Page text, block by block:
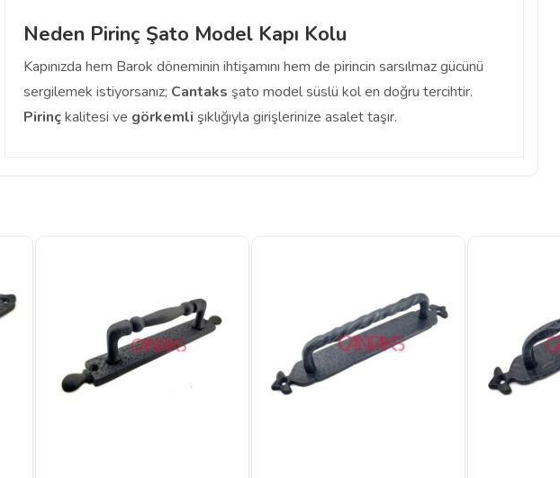
Neden Pirinç Şato Model Kapı Kolu
Kapınızda hem Barok döneminin ihtişamını hem de pirincin sarsılmaz gücünü
sergilemek istiyorsanız; Cantaks şato model süslü kol en doğru tercihtir.
Pirinçkalitesi ve görkemli şıklığıyla girişlerinize asalet taşır.